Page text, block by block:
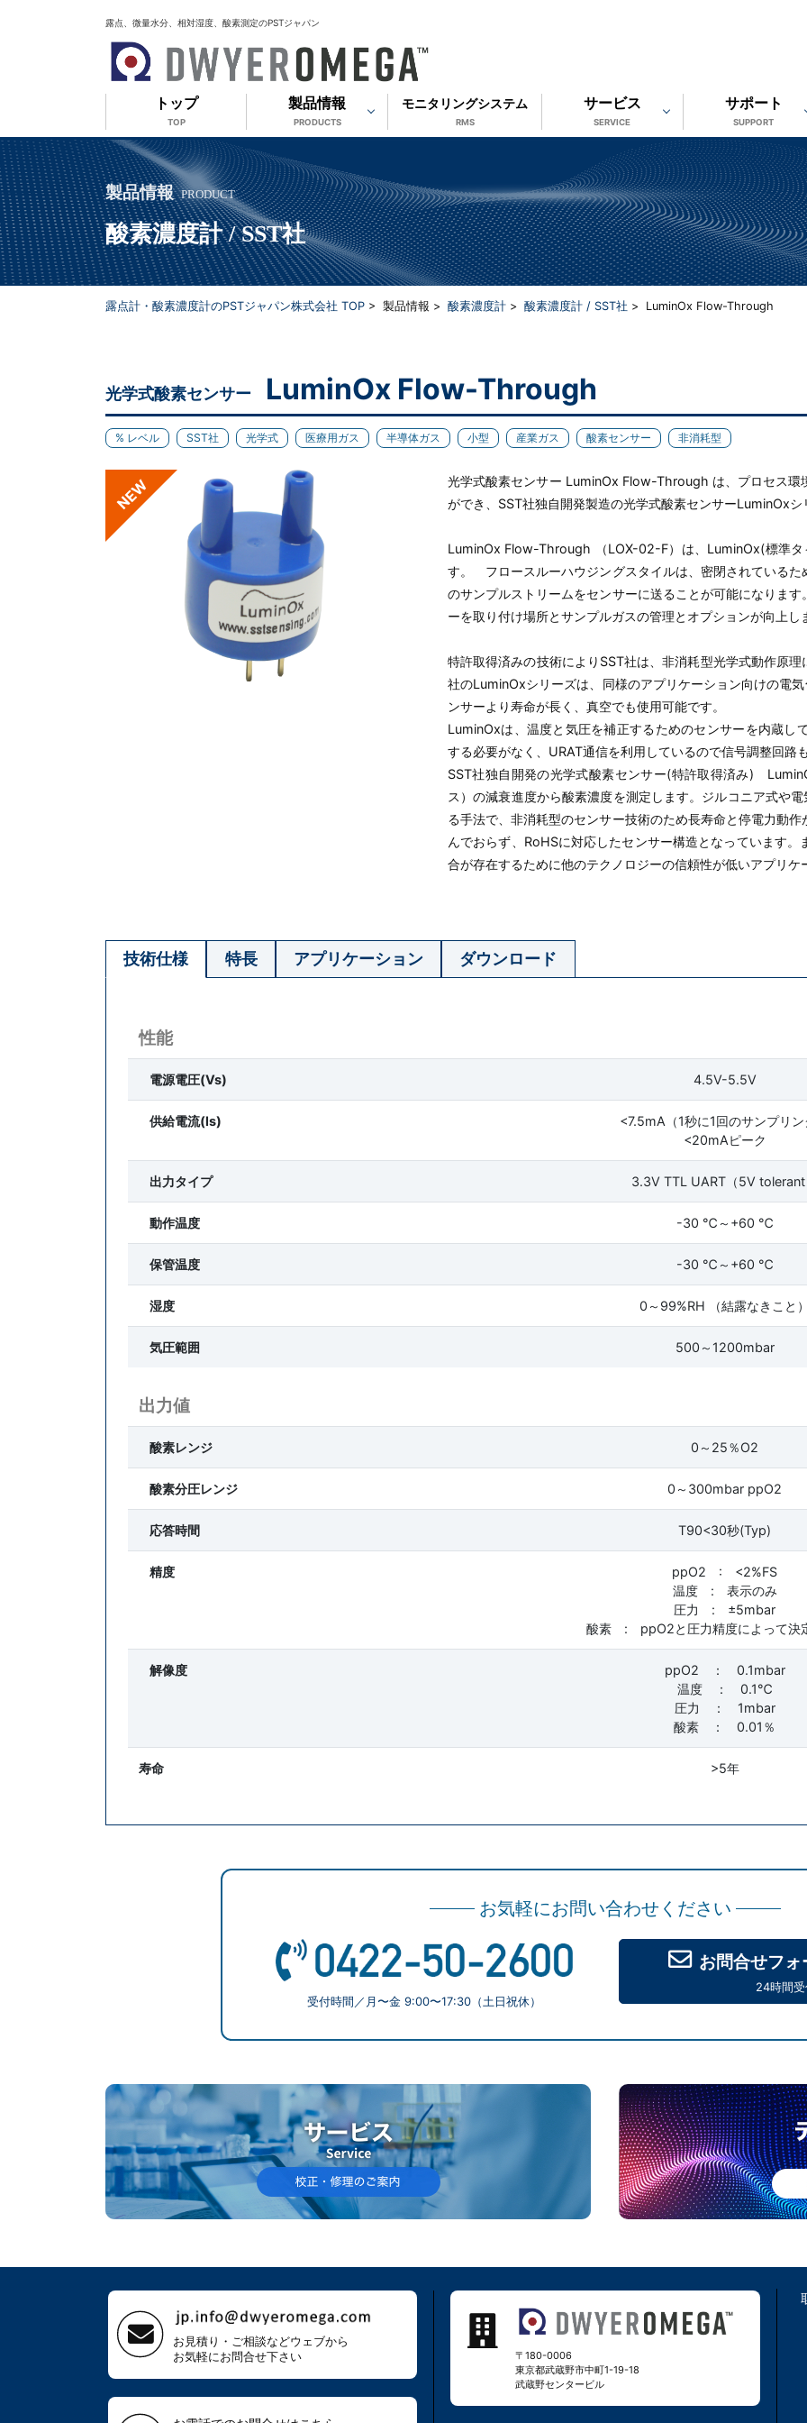
露点、微量水分、相対湿度、酸素測定のPSTジャパン
トップ
TOP
製品情報
PRODUCTS
モニタリングシステム
RMS
サービス
SERVICE
サポート
SUPPORT
製品情報 PRODUCT
酸素濃度計 / SST社
露点計・酸素濃度計のPSTジャパン株式会社 TOP > 製品情報 > 酸素濃度計 > 酸素濃度計 / SST社 > LuminOx Flow-Through
光学式酸素センサー LuminOx Flow-Through
% レベル SST社 光学式 医療用ガス 半導体ガス 小型 産業ガス 酸素センサー 非消耗型
NEW
光学式酸素センサー LuminOx Flow-Through は、プロセス環
ができ、SST社独自開発製造の光学式酸素センサーLuminOxシ
LuminOx Flow-Through （LOX-02-F）は、LuminOx(標準
す。 フロースルーハウジングスタイルは、密閉されている
のサンプルストリームをセンサーに送ることが可能になりま
ーを取り付け場所とサンプルガスの管理とオプションが向上し
特許取得済みの技術によりSST社は、非消耗型光学式動作原
社のLuminOxシリーズは、同様のアプリケーション向けの電
ンサーより寿命が長く、真空でも使用可能です。
LuminOxは、温度と気圧を補正するためのセンサーを内蔵し
する必要がなく、URAT通信を利用しているので信号調整回路
SST社独自開発の光学式酸素センサー(特許取得済み)
ス）の減衰進度から酸素濃度を測定します。ジルコニア式や
る手法で、非消耗型のセンサー技術のため長寿命と停電力動
んでおらず、RoHSに対応したセンサー構造となっています
合が存在するために他のテクノロジーの信頼性が低いアプリケ
技術仕様 特長 アプリケーション ダウンロード
性能
電源電圧(Vs) 4.5V-5.5V
供給電流(ls)
<7.5mA（1秒に1回のサンプリ
<20mAピーク
出力タイプ 3.3V TTL UART（5V
動作温度 -30 ℃～+60 ℃
保管温度 -30 ℃～+60 ℃
湿度 0～99%RH （結露なきこと
気圧範囲 500～1200mbar
出力値
酸素レンジ 0～25％O2
酸素分圧レンジ 0～300mbar ppO2
応答時間 T90<30秒(Typ)
精度
ppO2 : <2%FS
温度 : 表示のみ
圧力 : ±5mbar
酸素 : ppO2と圧力精度によって決
解像度
ppO2 ： 0.1mbar
温度 ： 0.1℃
圧力 ： 1mbar
酸素 ： 0.01％
寿命 >5年
お気軽にお問い合わせください
受付時間／月〜金 9:00〜17:30（土日祝休）
お問合せフ
24時間
お見積り・ご相談などウェブから
お気軽にお問合せ下さい
〒180-0006
東京都武蔵野市中町1-19-18
武蔵野センタービル